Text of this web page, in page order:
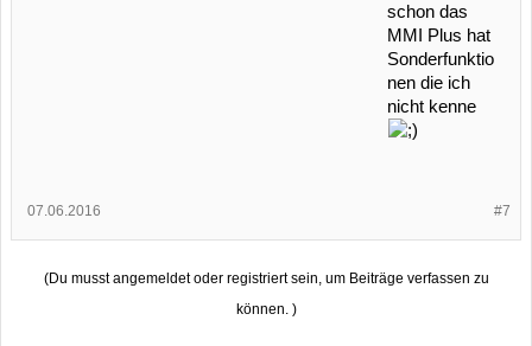
schon das
MMI Plus hat
Sonderfunktio
nen die ich
nicht kenne
#7
07.06.2016
(Du musst angemeldet oder registriert sein, um Beiträge verfassen zu
können. )